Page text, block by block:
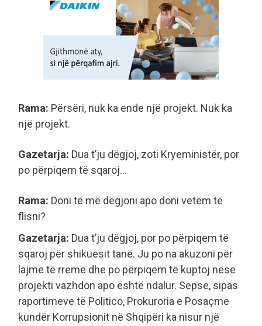
Rama: Përsëri, nuk ka ende një projekt. Nuk ka
një projekt.
Gazetarja: Dua t’ju dëgjoj, zoti Kryeministër, por
po përpiqem të sqaroj…
Rama: Doni të më dëgjoni apo doni vetëm të
flisni?
Gazetarja: Dua t’ju dëgjoj, por po përpiqem të
sqaroj për shikuesit tanë. Ju po na akuzoni për
lajme të rreme dhe po përpiqem të kuptoj nëse
projekti vazhdon apo është ndalur. Sepse, sipas
raportimeve të Politico, Prokuroria e Posaçme
kundër Korrupsionit në Shqipëri ka nisur një